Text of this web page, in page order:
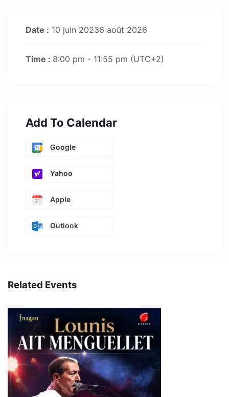
Date : 10 juin 20236 août 2026
Time : 8:00 pm - 11:55 pm (UTC+2)
Add To Calendar
Google
Yahoo
Apple
Outlook
Related Events